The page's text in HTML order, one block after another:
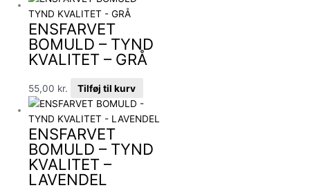
ENSFARVET
BOMULD – TYND
KVALITET – GRÅ
55,00 kr. Tilføj til kurv
ENSFARVET
BOMULD – TYND
KVALITET –
LAVENDEL